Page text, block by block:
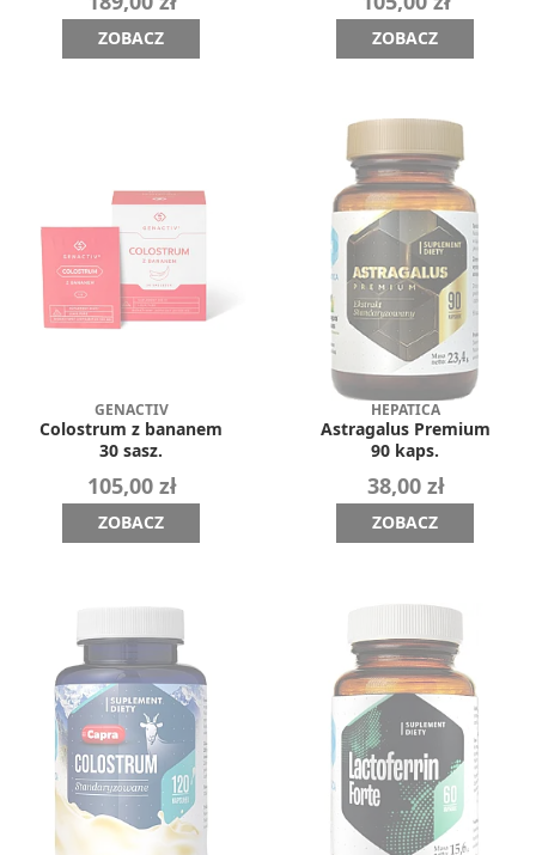
ZOBACZ ZOBACZ
GENACTIV
Colostrum z bananem
30 sasz.
105,00 zł
ZOBACZ
HEPATICA
Astragalus Premium
90 kaps.
38,00 zł
ZOBACZ